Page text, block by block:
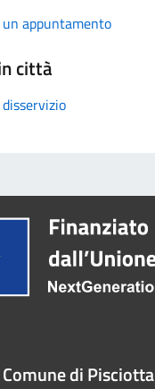
appuntamento
città
Comune di Pisciotta